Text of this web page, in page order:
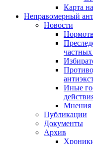
Карта
Неправомерный
Новости
Иные
Мнения
Публикации
Документы
Архив